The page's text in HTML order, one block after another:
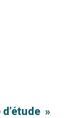
»